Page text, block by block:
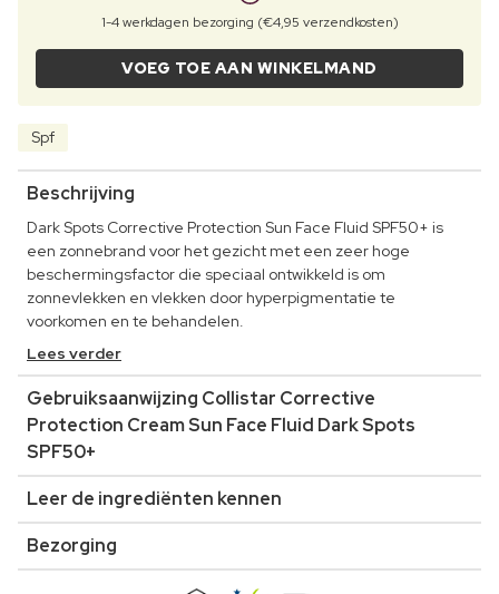
1-4 werkdagen bezorging (€4,95 verzendkosten)
VOEG TOE AAN WINKELMAND
Spf
Beschrijving
Dark Spots Corrective Protection Sun Face Fluid SPF50+ is
een zonnebrand voor het gezicht met een zeer hoge
beschermingsfactor die speciaal ontwikkeld is om
zonnevlekken en vlekken door hyperpigmentatie te
voorkomen en te behandelen.
Lees verder
Gebruiksaanwijzing Collistar Corrective
Protection Cream Sun Face Fluid Dark Spots
SPF50+
Leer de ingrediënten kennen
Bezorging